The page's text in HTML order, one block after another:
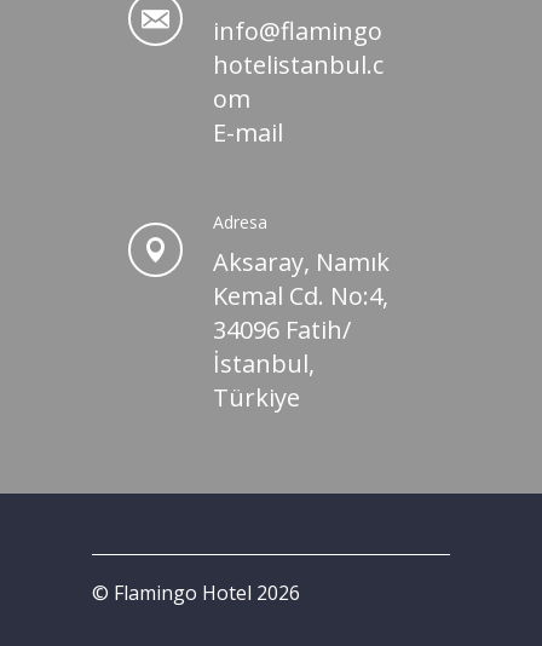
info@flamingo
hotelistanbul.c
om
E-mail
Adresa
Aksaray, Namık
Kemal Cd. No:4,
34096 Fatih/
İstanbul,
Türkiye
© Flamingo Hotel 2026